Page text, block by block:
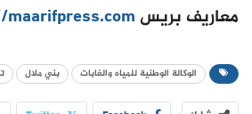
معاريف بريسmaarifpress.com
الوكالة الوطنية للمياه والغابات بني ملال